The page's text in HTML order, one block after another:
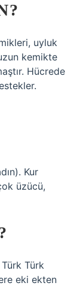
uyluk
kemikte
Hücrede
Kur
üzücü,
Türk
eki ekten